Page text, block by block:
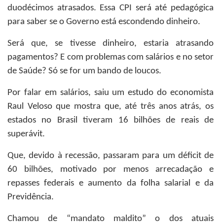
duodécimos atrasados. Essa CPI será até pedagógica
para saber se o Governo está escondendo dinheiro.
Será que, se tivesse dinheiro, estaria atrasando
pagamentos? E com problemas com salários e no setor
de Saúde? Só se for um bando de loucos.
Por falar em salários, saiu um estudo do economista
Raul Veloso que mostra que, até três anos atrás, os
estados no Brasil tiveram 16 bilhões de reais de
superávit.
Que, devido à recessão, passaram para um déficit de
60 bilhões, motivado por menos arrecadação e
repasses federais e aumento da folha salarial e da
Previdência.
Chamou de “mandato maldito” o dos atuais